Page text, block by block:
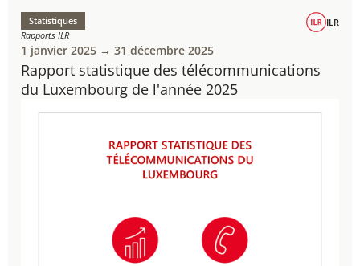
Rapport statistique des télécommunications
du Luxembourg de l'année 2025
Statistiques
Rapports ILR
ILR
1 janvier 2025 → 31 décembre 2025